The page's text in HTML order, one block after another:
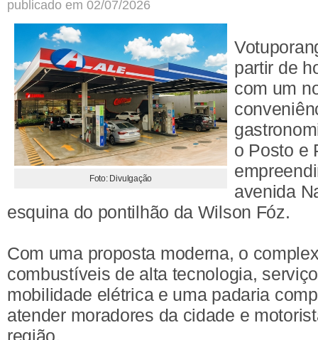
publicado em 02/07/2026
Foto: Divulgação
partir de
com um
o Posto e
avenida
esquina do pontilhão da Wilson Fóz.
Com uma proposta moderna, o
combustíveis de alta tecnologia,
mobilidade elétrica e uma padaria
atender moradores da cidade e
região.